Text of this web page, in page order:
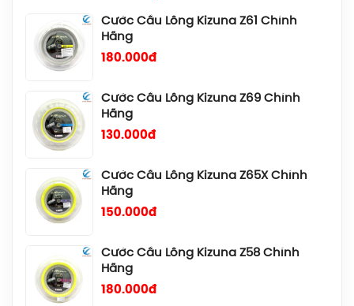
Hỗ trợ khách hàng 24/7.
Cước Cầu Lông Kizuna Z61 Chính
Hãng
180.000đ
Cước Cầu Lông Kizuna Z69 Chính
Hãng
130.000đ
Cước Cầu Lông Kizuna Z65X Chính
Hãng
150.000đ
Cước Cầu Lông Kizuna Z58 Chính
Hãng
180.000đ